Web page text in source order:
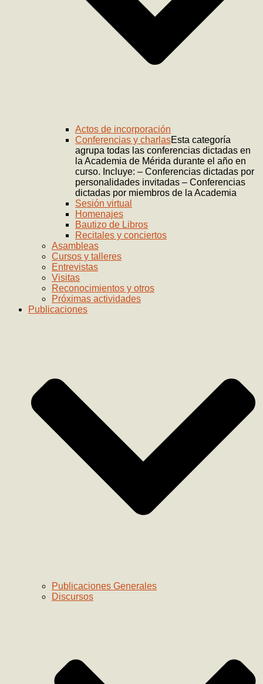
Actos de incorporación
Conferencias y charlasEsta categoría
agrupa todas las conferencias dictadas en
la Academia de Mérida durante el año en
curso. Incluye: – Conferencias dictadas por
personalidades invitadas – Conferencias
dictadas por miembros de la Academia
Sesión virtual
Homenajes
Bautizo de Libros
Recitales y conciertos
Asambleas
Cursos y talleres
Entrevistas
Visitas
Reconocimientos y otros
Próximas actividades
Publicaciones
Publicaciones Generales
Discursos